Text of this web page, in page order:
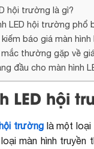
hội trường là gì?
LED hội trường phổ
báo giá màn
thường gặp về
đầu cho màn hình
LED hội
trườnglà một loại
màn hình